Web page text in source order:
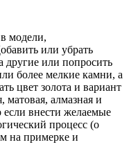
модели,
или убрать
другие или попросить
более мелкие камни, а
цвет золота и вариант
матовая, алмазная и
внести желаемые
процесс (о
на примерке и